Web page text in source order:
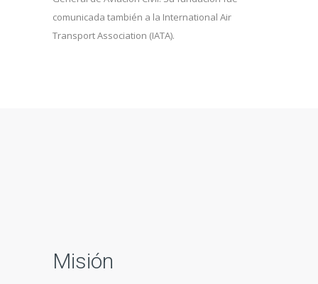
comunicada también a la International Air
Transport Association (IATA).
Misión